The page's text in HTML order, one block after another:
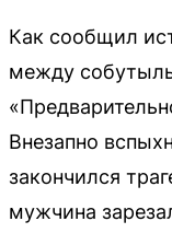
Как сообщил
между
Внезапно
закончился
мужчина